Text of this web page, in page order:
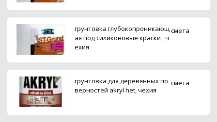
грунтовка глубокопроникающ
ая под силиконовые краски , ч
ехия
смета
грунтовка для деревянных по
верностей akryl het, чехия
смета